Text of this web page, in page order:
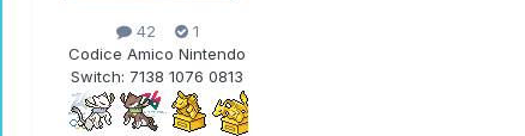
42
1
Codice Amico Nintendo
Switch: 7138 1076 0813